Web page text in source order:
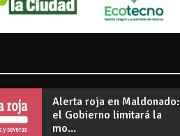
Alerta roja en Maldonado:
el Gobierno limitará la
mo...